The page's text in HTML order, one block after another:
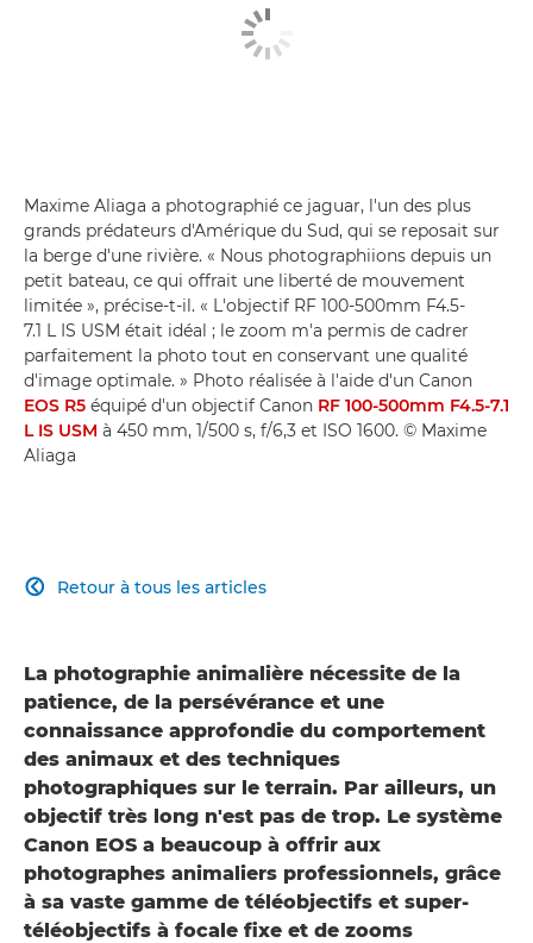
Maxime Aliaga a photographié ce jaguar, l'un des plus
grands prédateurs d'Amérique du Sud, qui se reposait sur
la berge d'une rivière. « Nous photographiions depuis un
petit bateau, ce qui offrait une liberté de mouvement
limitée », précise-t-il. « L'objectif RF 100-500mm F4.5-
7.1 L IS USM était idéal ; le zoom m'a permis de cadrer
parfaitement la photo tout en conservant une qualité
d'image optimale. » Photo réalisée à l'aide d'un Canon
EOS R5 équipé d'un objectif Canon RF 100-500mm F4.5-7.1
L IS USM à 450 mm, 1/500 s, f/6,3 et ISO 1600. © Maxime
Aliaga
Retour à tous les articles

La photographie animalière nécessite de la
patience, de la persévérance et une
connaissance approfondie du comportement
des animaux et des techniques
photographiques sur le terrain. Par ailleurs, un
objectif très long n'est pas de trop. Le système
Canon EOS a beaucoup à offrir aux
photographes animaliers professionnels, grâce
à sa vaste gamme de téléobjectifs et super-
téléobjectifs à focale fixe et de zooms